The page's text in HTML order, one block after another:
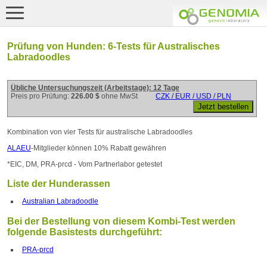
Prüfung von Hunden: 6-Tests für Australisches
Labradoodles
Übliche Untersuchungszeit (Arbeitstage): 12 Tage
Preis pro Prüfung: 226.00 $ ohne MwSt CZK / EUR / USD / PLN
Kombination von vier Tests für australische Labradoodles
ALAEU-Mitglieder können 10% Rabatt gewähren
*EIC, DM, PRA-prcd - Vom Partnerlabor getestet
Liste der Hunderassen
Australian Labradoodle
Bei der Bestellung von diesem Kombi-Test werden
folgende Basistests durchgeführt:
PRA-prcd